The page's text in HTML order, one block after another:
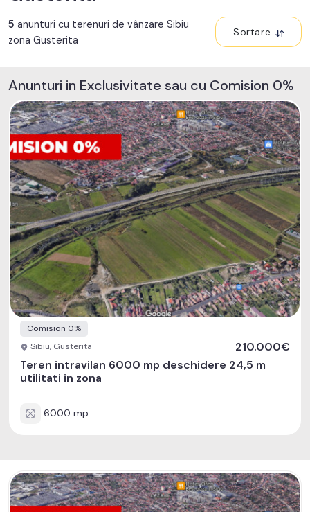
5 anunturi cu terenuri de vânzare Sibiu
zona Gusterita
Sortare
Anunturi in Exclusivitate sau cu Comision 0%
Comision 0%
Sibiu, Gusterita
210.000€
Teren intravilan 6000 mp deschidere 24,5 m
utilitati in zona
6000 mp